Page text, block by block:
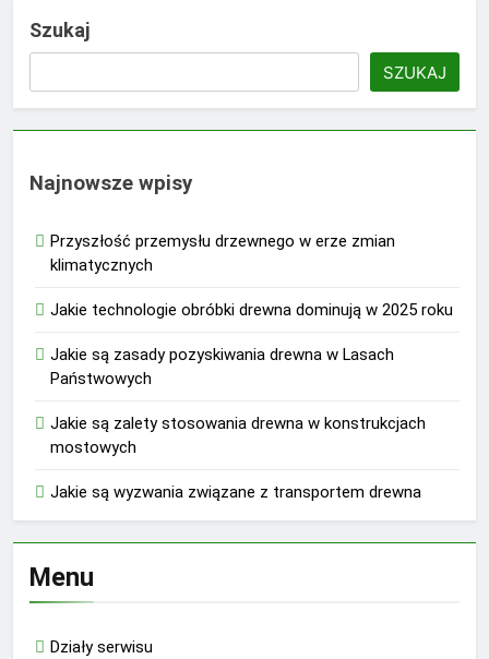
Szukaj
SZUKAJ
Najnowsze wpisy
Przyszłość przemysłu drzewnego w erze zmian
klimatycznych
Jakie technologie obróbki drewna dominują w 2025 roku
Jakie są zasady pozyskiwania drewna w Lasach
Państwowych
Jakie są zalety stosowania drewna w konstrukcjach
mostowych
Jakie są wyzwania związane z transportem drewna
Menu
Działy serwisu